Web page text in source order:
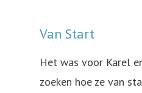
Van Start
Het was voor Karel
zoeken hoe ze van